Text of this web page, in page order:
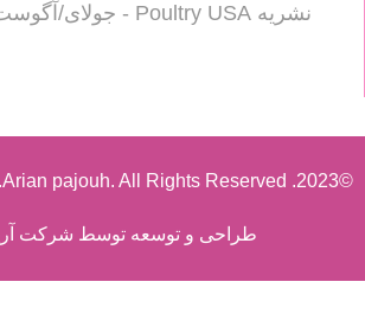
نشریه Poultry USA - جولای/آگوست 2024
©2023. Arian pajouh. All Rights Reserved.
طراحی و توسعه توسط شرکت